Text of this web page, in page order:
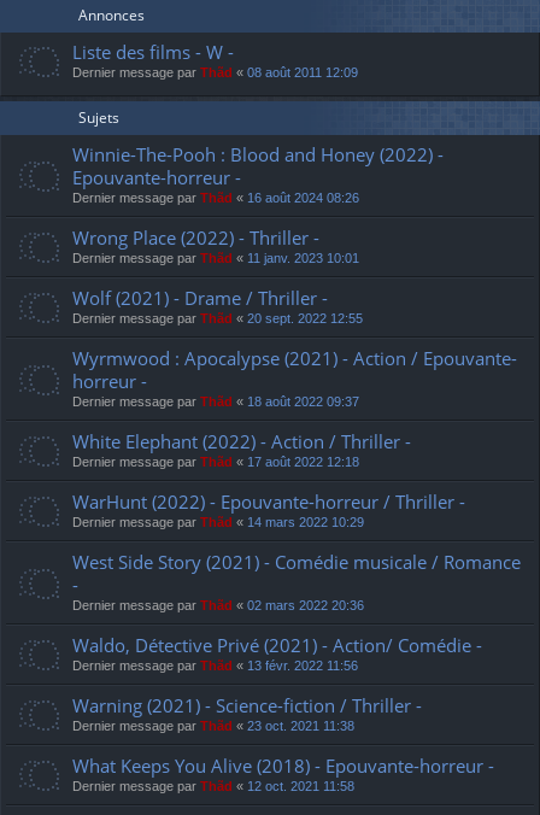
Annonces
Liste des films - W -
Dernier message par Thãd « 08 août 2011 12:09
Sujets
Winnie-The-Pooh : Blood and Honey (2022) -
Epouvante-horreur -
Dernier message par Thãd « 16 août 2024 08:26
Wrong Place (2022) - Thriller -
Dernier message par Thãd « 11 janv. 2023 10:01
Wolf (2021) - Drame / Thriller -
Dernier message par Thãd « 20 sept. 2022 12:55
Wyrmwood : Apocalypse (2021) - Action / Epouvante-
horreur -
Dernier message par Thãd « 18 août 2022 09:37
White Elephant (2022) - Action / Thriller -
Dernier message par Thãd « 17 août 2022 12:18
WarHunt (2022) - Epouvante-horreur / Thriller -
Dernier message par Thãd « 14 mars 2022 10:29
West Side Story (2021) - Comédie musicale / Romance
-
Dernier message par Thãd « 02 mars 2022 20:36
Waldo, Détective Privé (2021) - Action/ Comédie -
Dernier message par Thãd « 13 févr. 2022 11:56
Warning (2021) - Science-fiction / Thriller -
Dernier message par Thãd « 23 oct. 2021 11:38
What Keeps You Alive (2018) - Epouvante-horreur -
Dernier message par Thãd « 12 oct. 2021 11:58